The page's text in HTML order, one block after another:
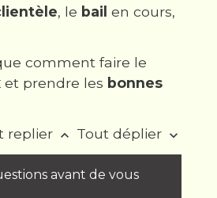
, le bail en cours,
comment faire le
et prendre les bonnes
replier keyboard_arrow_up Tout déplier keyboard_arrow_down
avant de vous